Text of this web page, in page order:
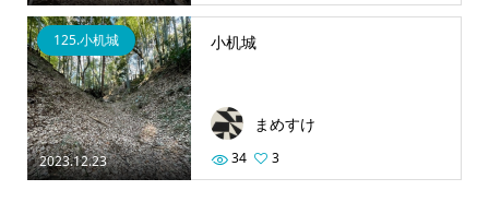
2023.12.23
125.小机城 小机城
まめすけ
34 3